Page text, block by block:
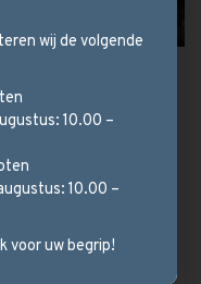
en kijken met u
bij uw
wij de volgende
10.00 –
10.00 –
voor uw begrip!